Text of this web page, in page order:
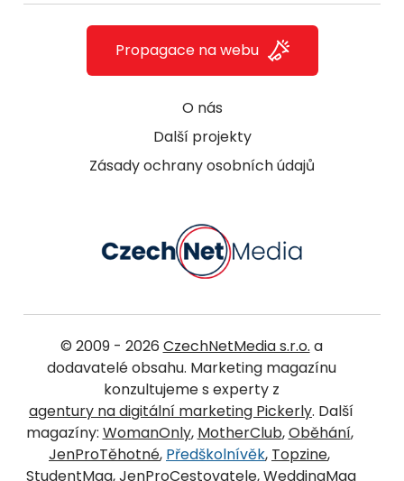
O nás
Další projekty
Zásady ochrany osobních údajů
Propagace na webu
© 2009 - 2026 CzechNetMedia s.r.o. a
dodavatelé obsahu. Marketing magazínu
konzultujeme s experty z
agentury na digitální marketing Pickerly. Další
magazíny: WomanOnly, MotherClub,Oběhání,
JenProTěhotné, Předškolnívěk, Topzine,
StudentMag,JenProCestovatele,WeddingMag